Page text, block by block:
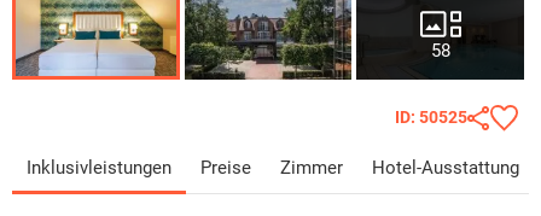
58
ID: 50525
Inklusivleistungen Preise Zimmer Hotel-Ausstattung